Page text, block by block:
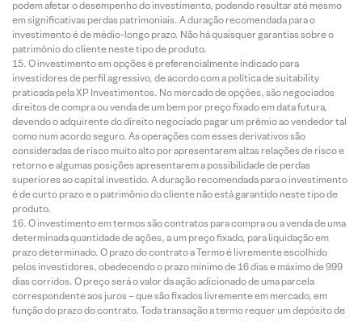
podem afetar o desempenho do investimento, podendo resultar até mesmo
em significativas perdas patrimoniais. A duração recomendada para o
investimento é de médio-longo prazo. Não há quaisquer garantias sobre o
patrimônio do cliente neste tipo de produto.
O investimento em opções é preferencialmente indicado para
investidores de perfil agressivo, de acordo com a política de suitability
praticada pela XP Investimentos. No mercado de opções, são negociados
direitos de compra ou venda de um bem por preço fixado em data futura,
devendo o adquirente do direito negociado pagar um prêmio ao vendedor tal
como num acordo seguro. As operações com esses derivativos são
consideradas de risco muito alto por apresentarem altas relações de risco e
retorno e algumas posições apresentarem a possibilidade de perdas
superiores ao capital investido. A duração recomendada para o investimento
é de curto prazo e o patrimônio do cliente não está garantido neste tipo de
produto.
O investimento em termos são contratos para compra ou a venda de uma
determinada quantidade de ações, a um preço fixado, para liquidação em
prazo determinado. O prazo do contrato a Termo é livremente escolhido
pelos investidores, obedecendo o prazo mínimo de 16 dias e máximo de 999
dias corridos. O preço será o valor da ação adicionado de uma parcela
correspondente aos juros – que são fixados livremente em mercado, em
função do prazo do contrato. Toda transação a termo requer um depósito de